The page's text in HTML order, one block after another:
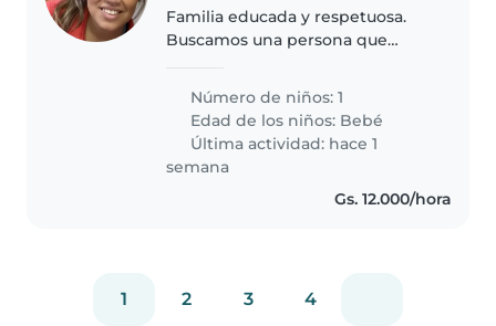
Familia educada y respetuosa.
Buscamos una persona que
familia para cuidar a nuestro
mejor regalo.Amigable en todo
sentido.Buena predisposición
para siempre..
Número de niños: 1
Edad de los niños: Bebé
Última actividad: hace 1
semana
Gs. 12.000/hora
1 2 3 4